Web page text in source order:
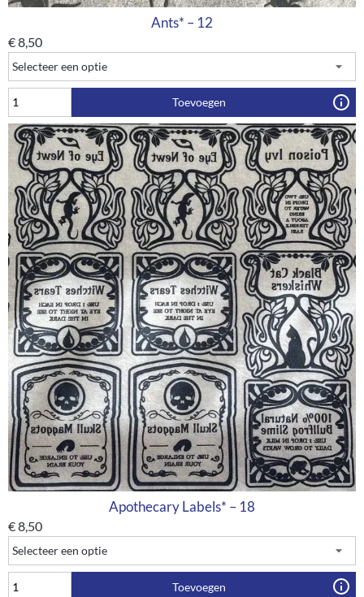
Ants* – 12
€8,50
Toevoegen
Apothecary Labels* – 18
€8,50
Toevoegen